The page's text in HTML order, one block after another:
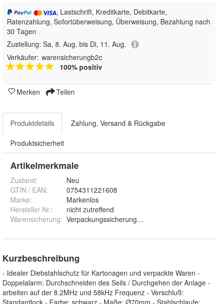
, Lastschrift, Kreditkarte, Debitkarte,
Ratenzahlung, Sofortüberweisung, Überweisung, Bezahlung nach
30 Tagen
Zustellung: Sa, 8. Aug. bis Di, 11. Aug.
Verkäufer: warensicherungb2c
100% positiv
Merken Teilen
Produktdetails Zahlung, Versand & Rückgabe
Produktsicherheit
Artikelmerkmale
Zustand:
Neu
GTIN / EAN:
0754311221608
Marke:
Markenlos
Hersteller Nr.:
nicht zutreffend
Warensicherung: Verpackungssicherung RF / AM
Kurzbeschreibung
- Idealer Diebstahlschutz für Kartonagen und verpackte Waren -
Doppelalarm: Durchschneiden des Seils / Durchgehen der Anlage -
arbeiten auf der 8.2MHz und 58kHz Frequenz - Verschluß: